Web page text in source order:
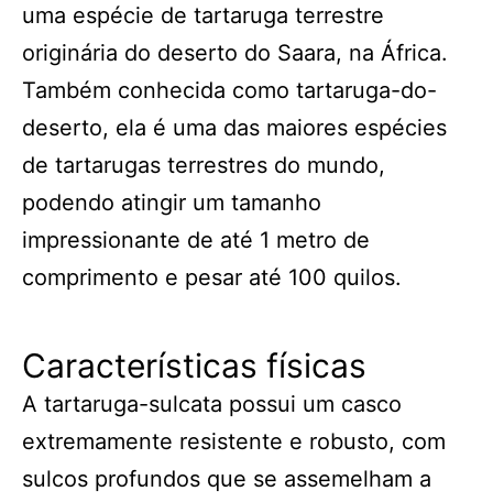
uma espécie de tartaruga terrestre
originária do deserto do Saara, na África.
Também conhecida como tartaruga-do-
deserto, ela é uma das maiores espécies
de tartarugas terrestres do mundo,
podendo atingir um tamanho
impressionante de até 1 metro de
comprimento e pesar até 100 quilos.
Características físicas
A tartaruga-sulcata possui um casco
extremamente resistente e robusto, com
sulcos profundos que se assemelham a